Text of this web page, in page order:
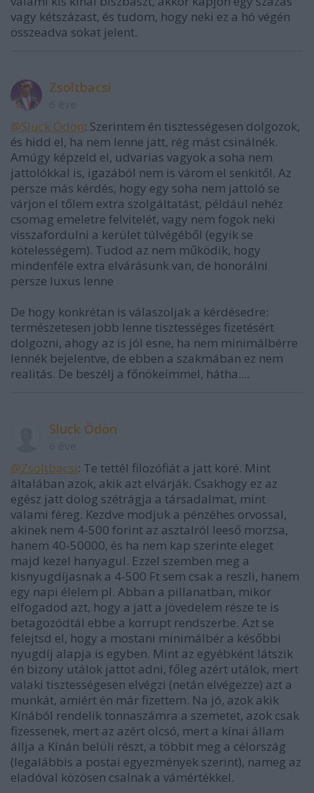
vagy kétszázast, és tudom, hogy neki ez a hó végén
összeadva sokat jelent.
Zsoltbacsi
@Sluck Ödön: Szerintem én tisztességesen dolgozok,
és hidd el, ha nem lenne jatt, rég mást csinálnék.
Amúgy képzeld el, udvarias vagyok a soha nem
jattolókkal is, igazából nem is várom el senkitől. Az
persze más kérdés, hogy egy soha nem jattoló se
várjon el tőlem extra szolgáltatást, például nehéz
csomag emeletre felvitelét, vagy nem fogok neki
visszafordulni a kerület túlvégéből (egyik se
kötelességem). Tudod az nem működik, hogy
mindenféle extra elvárásunk van, de honorálni
persze luxus lenne
De hogy konkrétan is válaszoljak a kérdésedre:
természetesen jobb lenne tisztességes fizetésért
dolgozni, ahogy az is jól esne, ha nem minimálbérre
lennék bejelentve, de ebben a szakmában ez nem
realitás. De beszélj a főnökeimmel, hátha....
Sluck Ödön
@Zsoltbacsi: Te tettél filozófiát a jatt köré. Mint
általában azok, akik azt elvárják. Csakhogy ez az
egész jatt dolog szétrágja a társadalmat, mint
valami féreg. Kezdve modjuk a pénzéhes orvossal,
akinek nem 4-500 forint az asztalról leeső morzsa,
hanem 40-50000, és ha nem kap szerinte eleget
majd kezel hanyagul. Ezzel szemben meg a
kisnyugdíjasnak a 4-500 Ft sem csak a reszli, hanem
egy napi élelem pl. Abban a pillanatban, mikor
elfogadod azt, hogy a jatt a jövedelem része te is
betagozódtál ebbe a korrupt rendszerbe. Azt se
felejtsd el, hogy a mostani minimálbér a későbbi
nyugdíj alapja is egyben. Mint az egyébként látszik
én bizony utálok jattot adni, főleg azért utálok, mert
valaki tisztességesen elvégzi (netán elvégezze) azt a
munkát, amiért én már fizettem. Na jó, azok akik
Kínából rendelik tonnaszámra a szemetet, azok csak
fizessenek, mert az azért olcsó, mert a kínai állam
állja a Kínán belüli részt, a többit meg a célország
(legalábbis a postai egyezmények szerint), nameg az
eladóval közösen csalnak a vámértékkel.